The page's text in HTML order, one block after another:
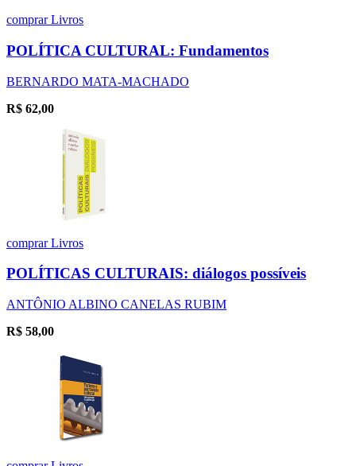
comprarLivros
POLÍTICA CULTURAL: Fundamentos
BERNARDO MATA-MACHADO
R$ 62,00
comprarLivros
POLÍTICAS CULTURAIS: diálogos possíveis
ANTÔNIO ALBINO CANELAS RUBIM
R$ 58,00